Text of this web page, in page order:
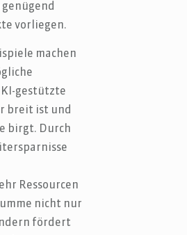
vorliegen.
machen
gestützte
breit ist und
birgt. Durch
Ressourcen
nicht nur
fördert